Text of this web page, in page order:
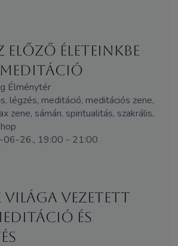
előző életeinkbe
Élménytér
légzés, meditáció, meditációs zene,
zene, sámán, spiritualitás, szakrális,
06-26., 19:00 - 21:00
világa vezetett
és